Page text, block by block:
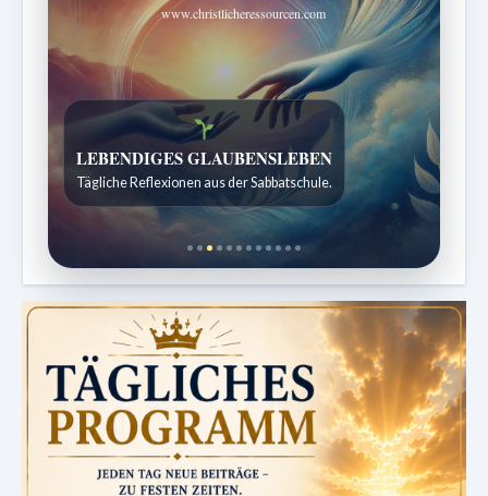
www.christlicheressourcen.com
Bibelgeschichten zum Staunen
Kindergeschichten für 7 bis 12 Jahre.